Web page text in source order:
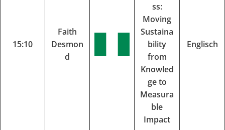
15:10
Faith
Desmon
d
ss:
Moving
Sustaina
bility
from
Knowled
ge to
Measura
ble
Impact
Englisch